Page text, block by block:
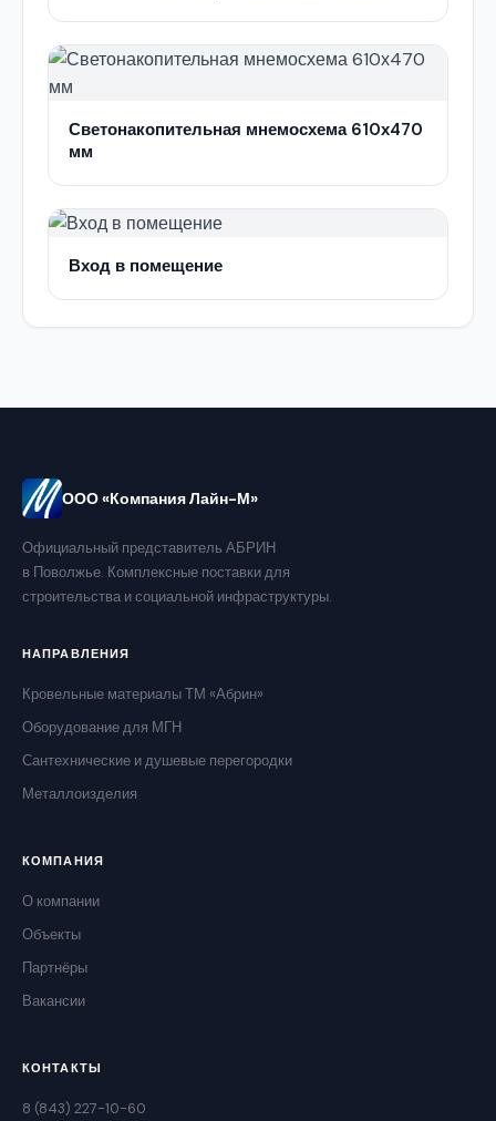
Светонакопительная мнемосхема 610х470
мм
Вход в помещение
ООО «Компания Лайн-М»
Официальный представитель АБРИН
в Поволжье. Комплексные поставки для
строительства и социальной инфраструктуры.
НАПРАВЛЕНИЯ
Кровельные материалы ТМ «Абрин»
Оборудование для МГН
Сантехнические и душевые перегородки
Металлоизделия
КОМПАНИЯ
О компании
Объекты
Партнёры
Вакансии
КОНТАКТЫ
8 (843) 227-10-60